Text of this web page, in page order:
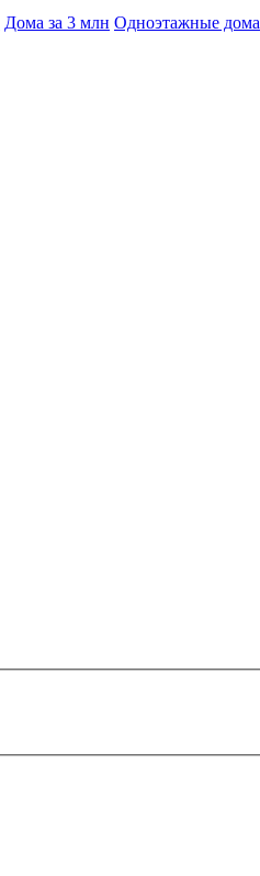
Дома за 3 млн Одноэтажные дома